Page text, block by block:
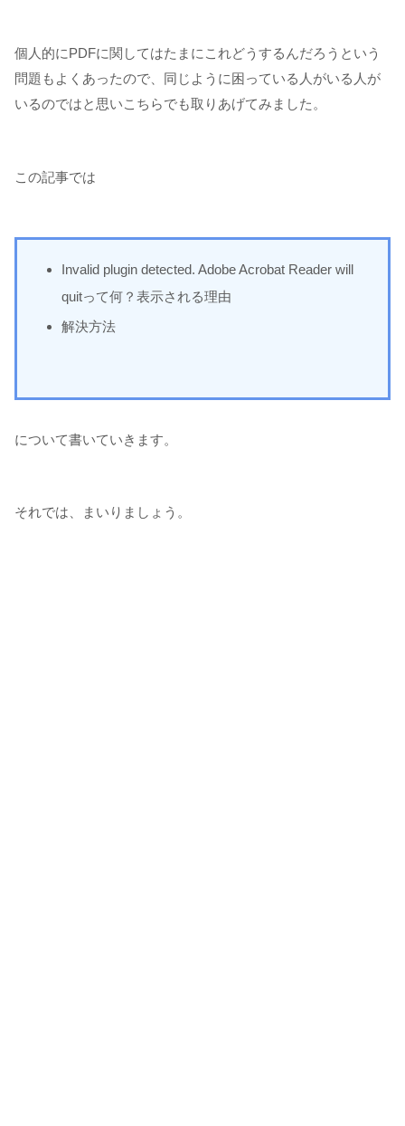
個人的にPDFに関してはたまにこれどうするんだろうという
問題もよくあったので、同じように困っている人がいる人が
いるのではと思いこちらでも取りあげてみました。
この記事では
Invalid plugin detected. Adobe Acrobat Reader will
quitって何？表示される理由
解決方法
について書いていきます。
それでは、まいりましょう。